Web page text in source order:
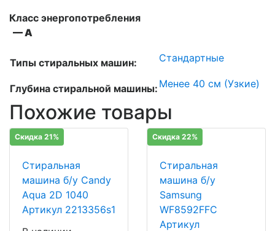
Класс энергопотребления
— А
Типы стиральных машин: Стандартные
Глубина стиральной машины: Менее 40 см (Узкие)
Похожие товары
Скидка 21%
Стиральная
машина б/у Candy
Aqua 2D 1040
Артикул 2213356s1
Скидка 22%
Стиральная
машина б/у
Samsung
WF8592FFC
Артикул